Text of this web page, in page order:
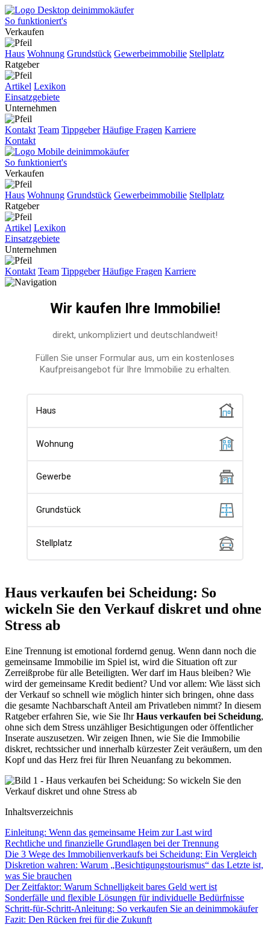
So funktioniert's
Verkaufen
Haus Wohnung Grundstück Gewerbeimmobilie Stellplatz
Ratgeber
Artikel Lexikon
Einsatzgebiete
Unternehmen
Kontakt Team Tippgeber Häufige Fragen Karriere
Kontakt
So funktioniert's
Verkaufen
Haus Wohnung Grundstück Gewerbeimmobilie Stellplatz
Ratgeber
Artikel Lexikon
Einsatzgebiete
Unternehmen
Kontakt Team Tippgeber Häufige Fragen Karriere
Haus verkaufen bei Scheidung: So
wickeln Sie den Verkauf diskret und ohne
Stress ab
Eine Trennung ist emotional fordernd genug. Wenn dann noch die
gemeinsame Immobilie im Spiel ist, wird die Situation oft zur
Zerreißprobe für alle Beteiligten. Wer darf im Haus bleiben? Wie
wird der gemeinsame Kredit bedient? Und vor allem: Wie lässt sich
der Verkauf so schnell wie möglich hinter sich bringen, ohne dass
die gesamte Nachbarschaft Anteil am Privatleben nimmt? In diesem
Ratgeber erfahren Sie, wie Sie IhrHaus verkaufen bei Scheidung,
ohne sich dem Stress unzähliger Besichtigungen oder öffentlicher
Inserate auszusetzen. Wir zeigen Ihnen, wie Sie die Immobilie
diskret, rechtssicher und innerhalb kürzester Zeit veräußern, um den
Kopf und das Herz frei für Ihren Neuanfang zu bekommen.
Inhaltsverzeichnis
Einleitung: Wenn das gemeinsame Heim zur Last wird
Rechtliche und finanzielle Grundlagen bei der Trennung
Die 3 Wege des Immobilienverkaufs bei Scheidung: Ein Vergleich
Diskretion wahren: Warum „Besichtigungstourismus“ das Letzte ist,
was Sie brauchen
Der Zeitfaktor: Warum Schnelligkeit bares Geld wert ist
Sonderfälle und flexible Lösungen für individuelle Bedürfnisse
Schritt-für-Schritt-Anleitung: So verkaufen Sie an deinimmokäufer
Fazit: Den Rücken frei für die Zukunft